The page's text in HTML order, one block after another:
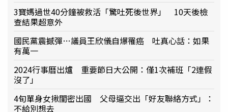
3寶媽過世40分鐘被救活「驚吐死後世界」 10天後檢
查結果超意外
國民黨震撼彈…議員王欣儀自爆罹癌 吐真心話：如果
有萬一
2024行事曆出爐 重要節日大公開：僅1次補班「2連假
沒了」
4旬單身女揪閨密出國 父母逼交出「好友聯絡方式」：
不給別想去